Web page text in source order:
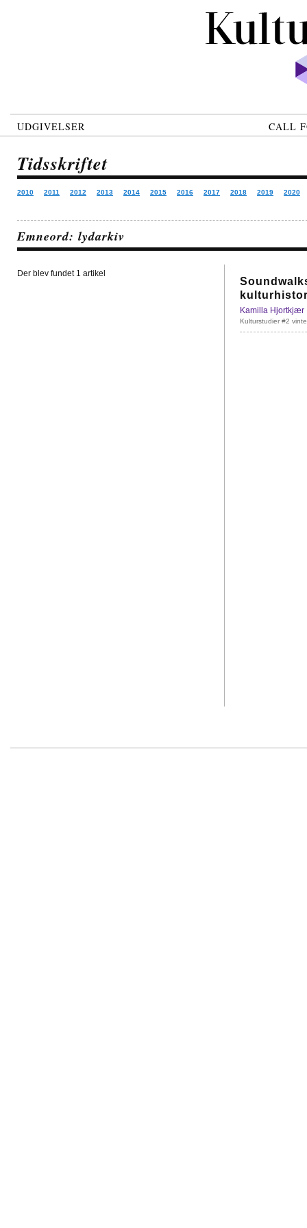
UDGIVELSER CALL
Tidsskriftet
2010 2011 2012 2013 2014 2015 2016 2017 2018 2019 2020
Emneord: lydarkiv
Der blev fundet 1 artikel
Kamilla Hjortkjær
Kulturstudier #2